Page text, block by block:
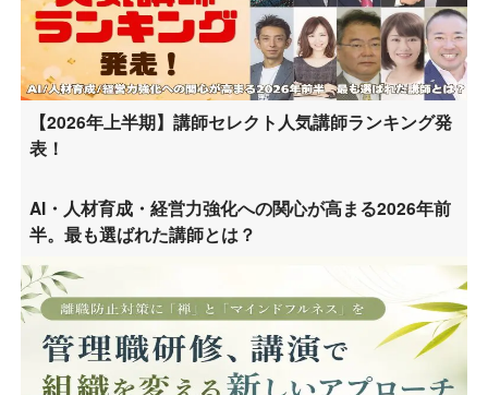
【2026年上半期】講師セレクト人気講師ランキング発
表！
AI・人材育成・経営力強化への関心が高まる2026年前
半。最も選ばれた講師とは？